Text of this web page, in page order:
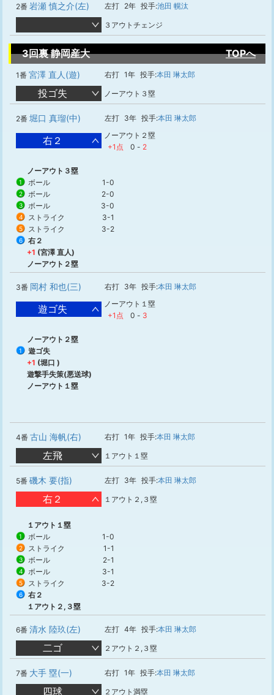
2番 岩瀬 慎之介(左) 左打 2年 投手:池田 幌汰
３アウトチェンジ
3回裏 静岡産大 TOPへ
1番 宮澤 直人(遊) 右打 1年 投手:本田 琳太郎
投ゴ失 ノーアウト３塁
2番 堀口 真瑠(中) 左打 3年 投手:本田 琳太郎
右２
ノーアウト２塁
+1点
0 - 2
ノーアウト３塁
1 ボール 1-0
2 ボール 2-0
3 ボール 3-0
4 ストライク 3-1
5 ストライク 3-2
6
右２
+1 (宮澤 直人)
ノーアウト２塁
3番 岡村 和也(三) 右打 3年 投手:本田 琳太郎
遊ゴ失
ノーアウト１塁
+1点
0 - 3
ノーアウト２塁
1
遊ゴ失
+1 (堀口 )
遊撃手失策(悪送球)
ノーアウト１塁
4番 古山 海帆(右) 右打 1年 投手:本田 琳太郎
左飛 １アウト１塁
5番 磯木 要(指) 左打 3年 投手:本田 琳太郎
右２ １アウト２,３塁
１アウト１塁
1 ボール 1-0
2 ストライク 1-1
3 ボール 2-1
4 ボール 3-1
5 ストライク 3-2
6
右２
１アウト２,３塁
6番 清水 陸玖(左) 左打 4年 投手:本田 琳太郎
二ゴ ２アウト２,３塁
7番 大手 塁(一) 右打 1年 投手:本田 琳太郎
四球 ２アウト満塁